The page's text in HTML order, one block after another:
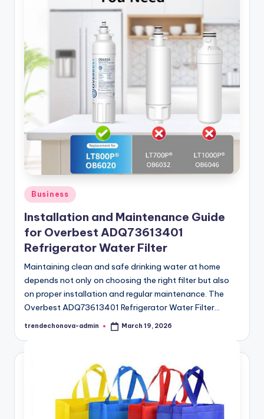
Posted
in
Business
Installation and Maintenance Guide
for Overbest ADQ73613401
Refrigerator Water Filter
Maintaining clean and safe drinking water at home
depends not only on choosing the right filter but also
on proper installation and regular maintenance. The
Overbest ADQ73613401 Refrigerator Water Filter…
Posted
trendechonova-admin March 19, 2026